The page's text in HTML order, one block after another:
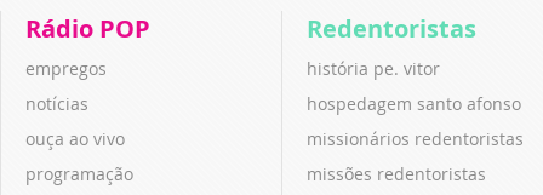
Rádio POP
empregos
notícias
ouça ao vivo
programação
Redentoristas
história pe. vitor
hospedagem santo afonso
missionários redentoristas
missões redentoristas